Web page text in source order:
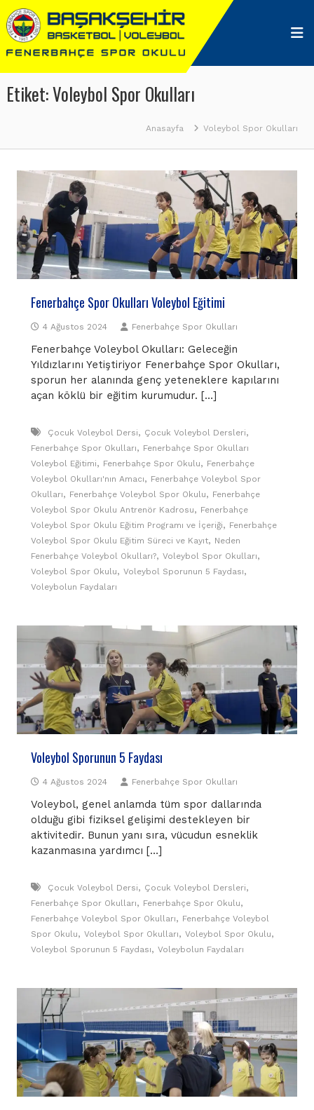
Skip
to
content
Başakşehir
Fenerbahçe
Spor
Etiket:Voleybol Spor Okulları
Anasayfa Voleybol Spor Okulları
Fenerbahçe Spor Okulları Voleybol Eğitimi
4 Ağustos 2024 Fenerbahçe Spor Okulları
Fenerbahçe Voleybol Okulları: Geleceğin
Yıldızlarını Yetiştiriyor Fenerbahçe Spor Okulları,
sporun her alanında genç yeteneklere kapılarını
açan köklü bir eğitim kurumudur. […]
Çocuk Voleybol Dersi, Çocuk Voleybol Dersleri,
Fenerbahçe Spor Okulları, Fenerbahçe Spor Okulları
Voleybol Eğitimi, Fenerbahçe Spor Okulu, Fenerbahçe
Voleybol Okulları'nın Amacı, Fenerbahçe Voleybol Spor
Okulları, Fenerbahçe Voleybol Spor Okulu, Fenerbahçe
Voleybol Spor Okulu Antrenör Kadrosu, Fenerbahçe
Voleybol Spor Okulu Eğitim Programı ve İçeriği, Fenerbahçe
Voleybol Spor Okulu Eğitim Süreci ve Kayıt, Neden
Fenerbahçe Voleybol Okulları?, Voleybol Spor Okulları,
Voleybol Spor Okulu, Voleybol Sporunun 5 Faydası,
Voleybolun Faydaları
Voleybol Sporunun 5 Faydası
4 Ağustos 2024 Fenerbahçe Spor Okulları
Voleybol, genel anlamda tüm spor dallarında
olduğu gibi fiziksel gelişimi destekleyen bir
aktivitedir. Bunun yanı sıra, vücudun esneklik
kazanmasına yardımcı […]
Çocuk Voleybol Dersi, Çocuk Voleybol Dersleri,
Fenerbahçe Spor Okulları, Fenerbahçe Spor Okulu,
Fenerbahçe Voleybol Spor Okulları, Fenerbahçe Voleybol
Spor Okulu, Voleybol Spor Okulları, Voleybol Spor Okulu,
Voleybol Sporunun 5 Faydası, Voleybolun Faydaları